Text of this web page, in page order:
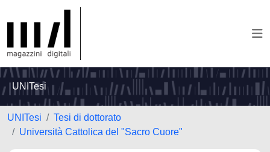
UNITesi
UNITesi
Tesi di dottorato
Università Cattolica del "Sacro Cuore"